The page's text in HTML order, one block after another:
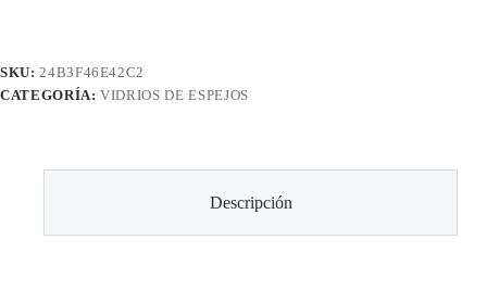
SKU: 24B3F46E42C2
CATEGORÍA:VIDRIOS DE ESPEJOS
Descripción